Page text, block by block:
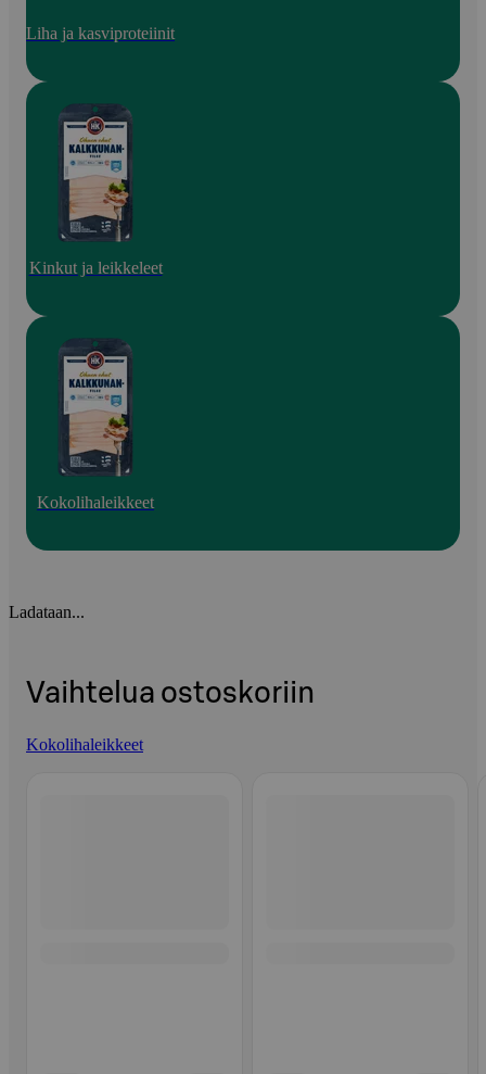
Liha ja kasviproteiinit
Kinkut ja leikkeleet
Kokolihaleikkeet
Ladataan...
Vaihtelua ostoskoriin
Kokolihaleikkeet